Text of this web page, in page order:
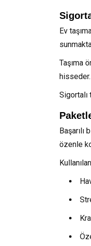
Ev
Taşıma
hisseder.
Sigortalı
özenle